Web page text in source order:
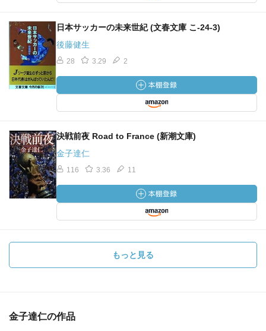
日本サッカーの未来世紀 (文春文庫 こ-24-3)
後藤健生
28 3.29 2
決戦前夜 Road to France (新潮文庫)
金子達仁
116 3.36 11
もっと見る
金子達仁の作品